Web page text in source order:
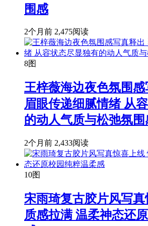
围感
2个月前 2,475阅读
8图
王梓薇海边夜色氛围
眉眼传递细腻情绪 从
的动人气质与松弛氛
2个月前 2,433阅读
10图
宋雨琦复古胶片风写真
质感拉满 温柔神态还